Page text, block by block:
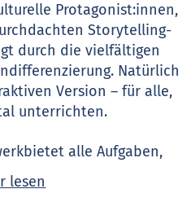
Protagonist:innen,
Storytelling-
durch die vielfältigen
Natürlich
Version – für alle,
unterrichten.
alle Aufgaben,
in österreichischem
Realien aus Alltag
lesen